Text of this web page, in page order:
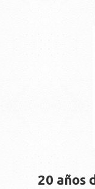
20 años